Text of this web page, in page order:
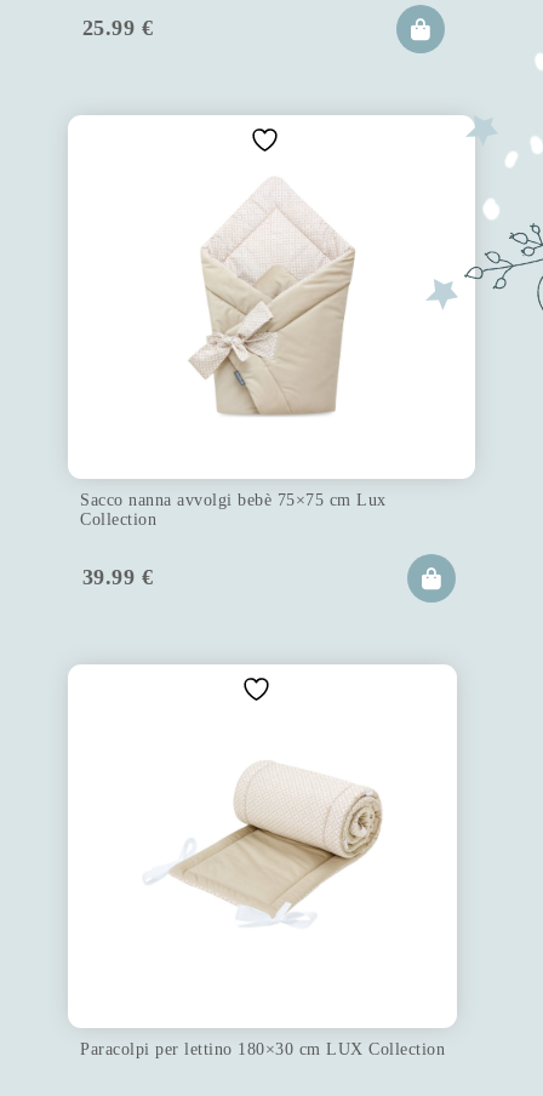
25.99 €
Sacco nanna avvolgi bebè 75×75 cm Lux
Collection
39.99 €
Paracolpi per lettino 180×30 cm LUX Collection